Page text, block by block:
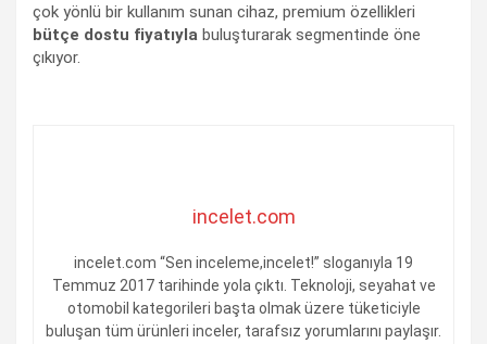
çok yönlü bir kullanım sunan cihaz, premium özellikleri
bütçe dostu fiyatıyla buluşturarak segmentinde öne
çıkıyor.
incelet.com
incelet.com “Sen inceleme,incelet!” sloganıyla 19
Temmuz 2017 tarihinde yola çıktı. Teknoloji, seyahat ve
otomobil kategorileri başta olmak üzere tüketiciyle
buluşan tüm ürünleri inceler, tarafsız yorumlarını paylaşır.